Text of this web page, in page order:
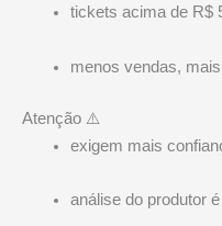
tickets acima de R$
menos vendas,
Atenção ⚠️
exigem mais
análise do produtor